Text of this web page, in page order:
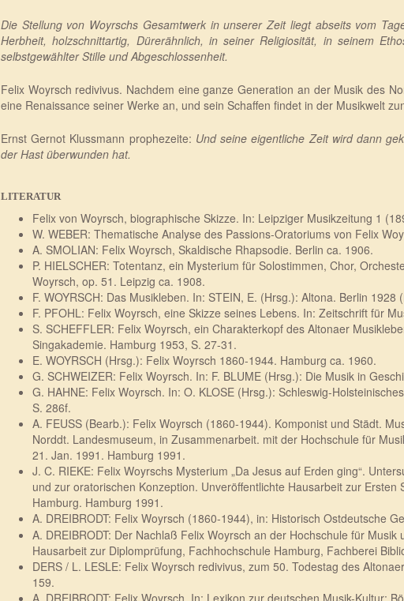
Die Stellung von Woyrschs Gesamtwerk in unserer Zeit liegt abseits vom
Herbheit, holzschnittartig, Dürerähnlich, in seiner Religiosität, in seinem
selbstgewählter Stille und Abgeschlossenheit.
Felix Woyrsch redivivus. Nachdem eine ganze Generation an der Musik des
eine Renaissance seiner Werke an, und sein Schaffen findet in der Musikwelt
Ernst Gernot Klussmann prophezeite: Und seine eigentliche Zeit wird dann
der Hast überwunden hat.
LITERATUR
Felix von Woyrsch, biographische Skizze. In: Leipziger Musikzeitung 1
W. WEBER: Thematische Analyse des Passions-Oratoriums von Felix
A. SMOLIAN: Felix Woyrsch, Skaldische Rhapsodie. Berlin ca. 1906.
P. HIELSCHER: Totentanz, ein Mysterium für Solostimmen, Chor,
Woyrsch, op. 51. Leipzig ca. 1908.
F. WOYRSCH: Das Musikleben. In: STEIN, E. (Hrsg.): Altona. Berlin
F. PFOHL: Felix Woyrsch, eine Skizze seines Lebens. In: Zeitschrift für
S. SCHEFFLER: Felix Woyrsch, ein Charakterkopf des Altonaer
Singakademie. Hamburg 1953, S. 27-31.
E. WOYRSCH (Hrsg.): Felix Woyrsch 1860-1944. Hamburg ca. 1960.
G. SCHWEIZER: Felix Woyrsch. In: F. BLUME (Hrsg.): Die Musik in
G. HAHNE: Felix Woyrsch. In: O. KLOSE (Hrsg.): Schleswig-
S. 286f.
A. FEUSS (Bearb.): Felix Woyrsch (1860-1944). Komponist und Städt.
Norddt. Landesmuseum, in Zusammenarbeit. mit der Hochschule für
21. Jan. 1991. Hamburg 1991.
J. C. RIEKE: Felix Woyrschs Mysterium „Da Jesus auf Erden ging“.
und zur oratorischen Konzeption. Unveröffentlichte Hausarbeit zur
Hamburg. Hamburg 1991.
A. DREIBRODT: Felix Woyrsch (1860-1944), in: Historisch Ostdeutsche
A. DREIBRODT: Der Nachlaß Felix Woyrsch an der Hochschule für
Hausarbeit zur Diplomprüfung, Fachhochschule Hamburg, Fachberei
DERS / L. LESLE: Felix Woyrsch redivivus, zum 50. Todestag des
159.
A. DREIBRODT: Felix Woyrsch. In: Lexikon zur deutschen Musik-Kultur: